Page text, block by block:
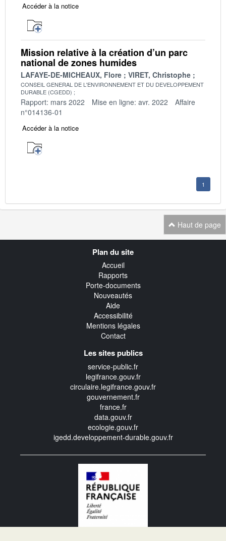
Accéder à la notice
Mission relative à la création d’un parc
national de zones humides
LAFAYE-DE-MICHEAUX, Flore VIRET, Christophe
CONSEIL GENERAL DE L'ENVIRONNEMENT ET DU DEVELOPPEMENT
DURABLE (CGEDD)
Rapport: mars 2022 Mise en ligne: avr. 2022
Affaire
n°014136-01
Accéder à la notice
1
Haut de page
Plan du site
Accueil
Rapports
Porte-documents
Nouveautés
Aide
Accessibilité
Mentions légales
Contact
Les sites publics
service-public.fr
legifrance.gouv.fr
circulaire.legifrance.gouv.fr
gouvernement.fr
france.fr
data.gouv.fr
ecologie.gouv.fr
igedd.developpement-durable.gouv.fr